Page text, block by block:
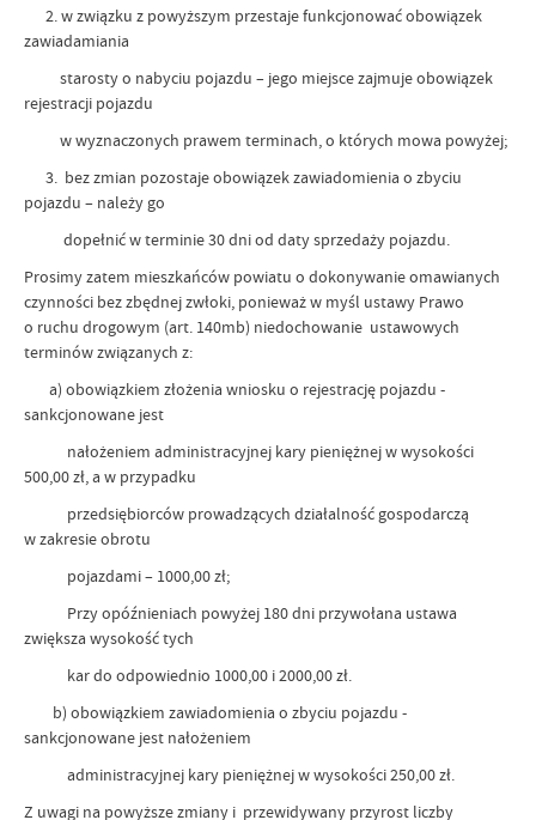
2. w związku z powyższym przestaje funkcjonować obowiązek
zawiadamiania
starosty o nabyciu pojazdu – jego miejsce zajmuje obowiązek
rejestracji pojazdu
w wyznaczonych prawem terminach, o których mowa powyżej;
3. bez zmian pozostaje obowiązek zawiadomienia o zbyciu
pojazdu – należy go
dopełnić w terminie 30 dni od daty sprzedaży pojazdu.
Prosimy zatem mieszkańców powiatu o dokonywanie omawianych
czynności bez zbędnej zwłoki, ponieważ w myśl ustawy Prawo
o ruchu drogowym (art. 140mb) niedochowanie ustawowych
terminów związanych z:
a) obowiązkiem złożenia wniosku o rejestrację pojazdu -
sankcjonowane jest
nałożeniem administracyjnej kary pieniężnej w wysokości
500,00 zł, a w przypadku
przedsiębiorców prowadzących działalność gospodarczą
w zakresie obrotu
pojazdami – 1000,00 zł;
Przy opóźnieniach powyżej 180 dni przywołana ustawa
zwiększa wysokość tych
kar do odpowiednio 1000,00 i 2000,00 zł.
b) obowiązkiem zawiadomienia o zbyciu pojazdu -
sankcjonowane jest nałożeniem
administracyjnej kary pieniężnej w wysokości 250,00 zł.
Z uwagi na powyższe zmiany i przewidywany przyrost liczby